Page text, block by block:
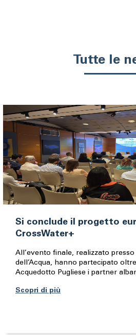
Tutte le
Si conclude il progetto
CrossWater+
All’evento finale, realizzato presso
dell’Acqua, hanno partecipato
Acquedotto Pugliese i partner
Scopri di più